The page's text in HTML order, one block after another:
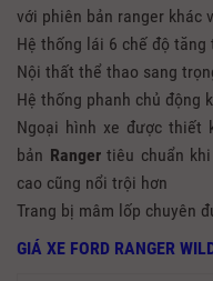
với phiên bản ranger khác
Hệ thống lái 6 chế độ
Nội thất thể thao sang
Hệ thống phanh chủ động
Ngoại hình xe được thiết
bản Rangertiêu chuẩn khi
cao cũng nổi trội hơn
Trang bị mâm lốp chuyên
GIÁ XE FORD RANGER